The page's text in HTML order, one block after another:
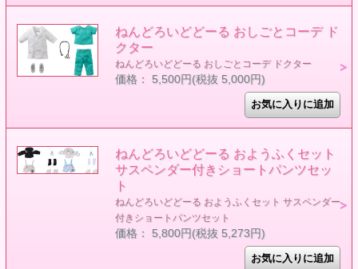
ねんどろいどどーる おしごとコーデ ド
クター
ねんどろいどどーる おしごとコーデ ドクター
価格： 5,500円(税抜 5,000円)
ねんどろいどどーる おようふくセット
サスペンダー付きショートパンツセッ
ト
ねんどろいどどーる おようふくセット サスペンダー
付きショートパンツセット
価格： 5,800円(税抜 5,273円)